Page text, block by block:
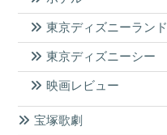
東京ディズニーランド
東京ディズニーシー
映画レビュー
宝塚歌劇